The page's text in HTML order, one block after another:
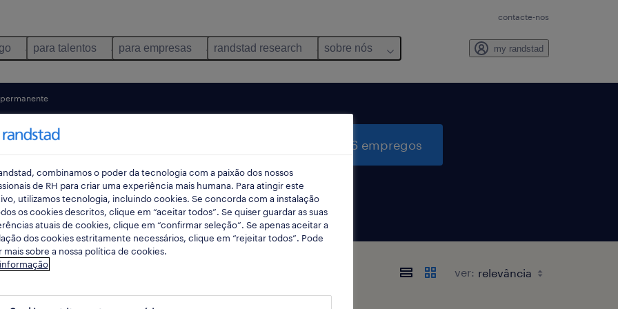
contacte-nos
para talentos para empresas randstad research sobre nós my randstad
permanente
pesquisar 6 empregos
disponíveis em Lisboa, Lisboa ver:
combinamos o poder da tecnologia com a paixão dos nossos
de RH para criar uma experiência mais humana. Para atingir este
utilizamos tecnologia, incluindo cookies. Se concorda com a instalação
os cookies descritos, clique em “aceitar todos”. Se quiser guardar as suas
atuais de cookies, clique em “confirmar seleção”. Se apenas aceitar a
dos cookies estritamente necessários, clique em “rejeitar todos”. Pode
mais sobre a nossa política de cookies.